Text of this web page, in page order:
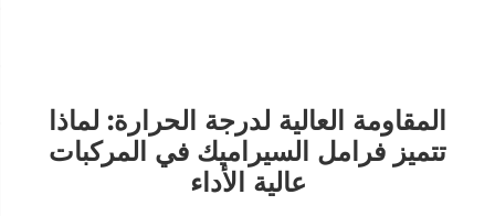
المقاومة العالية لدرجة الحرارة: لماذا
تتميز فرامل السيراميك في المركبات
عالية الأداء